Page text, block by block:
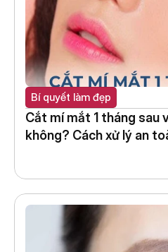
Bí quyết làm đẹp
Cắt mí mắt 1 tháng sau
không? Cách xử lý an